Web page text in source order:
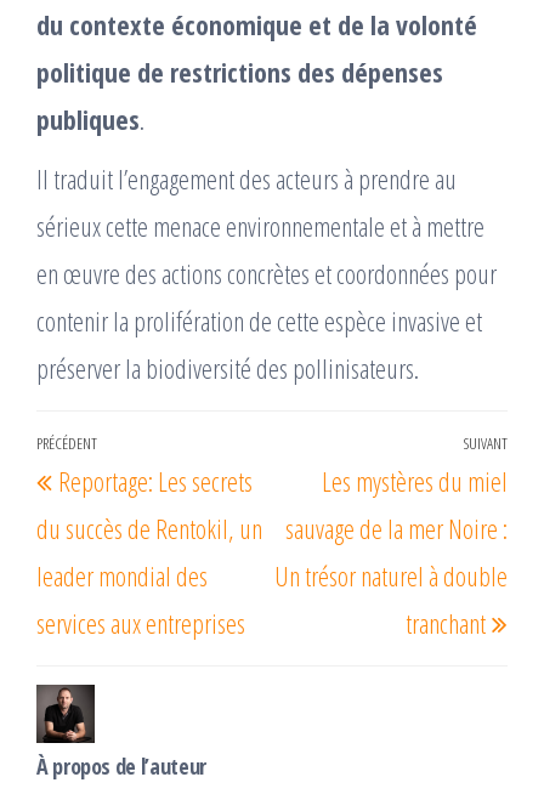
du contexte économique et de la volonté
politique de restrictions des dépenses
publiques.
Il traduit l’engagement des acteurs à prendre au
sérieux cette menace environnementale et à mettre
en œuvre des actions concrètes et coordonnées pour
contenir la prolifération de cette espèce invasive et
préserver la biodiversité des pollinisateurs.
Navigation
de
l’article
Article
précédent
PRÉCÉDENT
Reportage: Les secrets
du succès de Rentokil, un
leader mondial des
services aux entreprises
SUIVANT
Les mystères du miel
sauvage de la mer Noire :
Un trésor naturel à double
tranchant
À propos de l’auteur